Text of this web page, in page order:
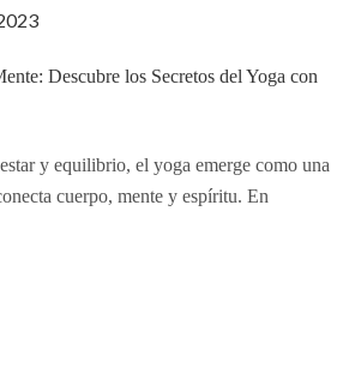
Descubre los Secretos del Yoga con
y equilibrio, el yoga emerge como una
cuerpo, mente y espíritu. En